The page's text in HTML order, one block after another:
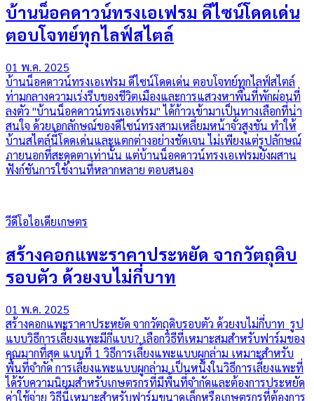
บ้านน็อคดาวน์ทรงเอเฟรม ดีไซน์โดดเด่น
ตอบโจทย์ทุกไลฟ์สไตล์
01 พ.ค. 2025
บ้านน็อคดาวน์ทรงเอเฟรม ดีไซน์โดดเด่น ตอบโจทย์ทุกไลฟ์สไตล์
ท่ามกลางความเร่งรีบของชีวิตเมืองและการแสวงหาพื้นที่พักผ่อนที่
ลงตัว "บ้านน็อคดาวน์ทรงเอเฟรม" ได้ก้าวเข้ามาเป็นทางเลือกที่น่า
สนใจ ด้วยเอกลักษณ์ของดีไซน์ทรงสามเหลี่ยมหน้าจั่วสูงชัน ทำให้
บ้านสไตล์นี้โดดเด่นและแตกต่างอย่างชัดเจน ไม่เพียงแต่รูปลักษณ์
ภายนอกที่สะดุดตาเท่านั้น แต่บ้านน็อคดาวน์ทรงเอเฟรมยังผสาน
ฟังก์ชันการใช้งานที่หลากหลาย ตอบสนอง
วีดีโอไอเดียเกษตร
สร้างคอกแพะราคาประหยัด จากวัตถุดิบ
รอบตัว ด้วยงบไม่กี่บาท
01 พ.ค. 2025
สร้างคอกแพะราคาประหยัด จากวัตถุดิบรอบตัว ด้วยงบไม่กี่บาท รูป
แบบวิธีการเลี้ยงแพะมีกี่แบบ? เลือกวิธีที่เหมาะสมสำหรับฟาร์มของ
คุณมากที่สุด แบบที่ 1 วิธีการเลี้ยงแพะแบบผูกล่าม เหมาะสำหรับ
พื้นที่จำกัด การเลี้ยงแพะแบบผูกล่าม เป็นหนึ่งในวิธีการเลี้ยงแพะที่
ได้รับความนิยมสำหรับเกษตรกรที่มีพื้นที่จำกัดและต้องการประหยัด
ค่าใช้จ่าย วิธีนี้เหมาะสำหรับฟาร์มขนาดเล็กหรือเกษตรกรที่ต้องการ